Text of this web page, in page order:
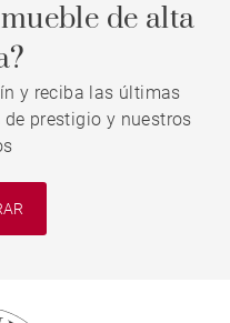
de alta
y reciba las últimas
prestigio y nuestros